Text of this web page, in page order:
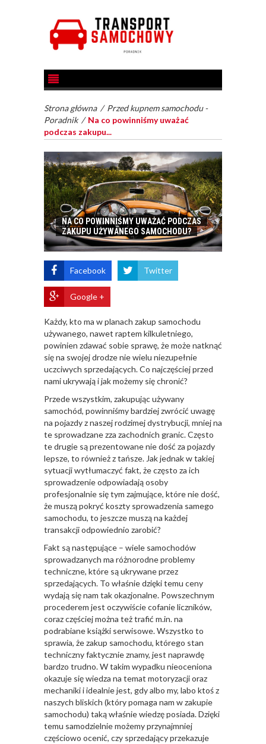
Strona główna / Przed kupnem samochodu -
Poradnik / Na co powinniśmy uważać
podczas zakupu...
NA CO POWINNIŚMY UWAŻAĆ PODCZAS
ZAKUPU UŻYWANEGO SAMOCHODU?
Facebook Twitter
Google +
​Każdy, kto ma w planach zakup samochodu
używanego, nawet raptem kilkuletniego,
powinien zdawać sobie sprawę, że może natknąć
się na swojej drodze nie wielu niezupełnie
uczciwych sprzedających. Co najczęściej przed
nami ukrywają i jak możemy się chronić?
Przede wszystkim, zakupując używany
samochód, powinniśmy bardziej zwrócić uwagę
na pojazdy z naszej rodzimej dystrybucji, mniej na
te sprowadzane zza zachodnich granic. Często
te drugie są prezentowane nie dość za pojazdy
lepsze, to również z tańsze. Jak jednak w takiej
sytuacji wytłumaczyć fakt, że często za ich
sprowadzenie odpowiadają osoby
profesjonalnie się tym zajmujące, które nie dość,
że muszą pokryć koszty sprowadzenia samego
samochodu, to jeszcze muszą na każdej
transakcji odpowiednio zarobić?
Fakt są następujące – wiele samochodów
sprowadzanych ma różnorodne problemy
techniczne, które są ukrywane przez
sprzedających. To właśnie dzięki temu ceny
wydają się nam tak okazjonalne. Powszechnym
procederem jest oczywiście cofanie liczników,
coraz częściej można też trafić m.in. na
podrabiane książki serwisowe. Wszystko to
sprawia, że zakup samochodu, którego stan
techniczny faktycznie znamy, jest naprawdę
bardzo trudno. W takim wypadku nieoceniona
okazuje się wiedza na temat motoryzacji oraz
mechaniki i idealnie jest, gdy albo my, labo ktoś z
naszych bliskich (który pomaga nam w zakupie
samochodu) taką właśnie wiedzę posiada. Dzięki
temu samodzielnie możemy przynajmniej
częściowo ocenić, czy sprzedający przekazuje